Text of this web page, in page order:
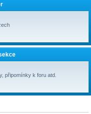
připomínky k foru atd.